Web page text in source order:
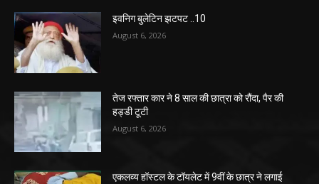
इवनिग बुलेटिन झटपट ..10
August 6, 2026
तेज रफ्तार कार ने 8 साल की छात्रा को रौंदा, पैर की
हड्डी टूटी
August 6, 2026
एकलव्य हॉस्टल के टॉयलेट में 9वीं के छात्र ने लगाई